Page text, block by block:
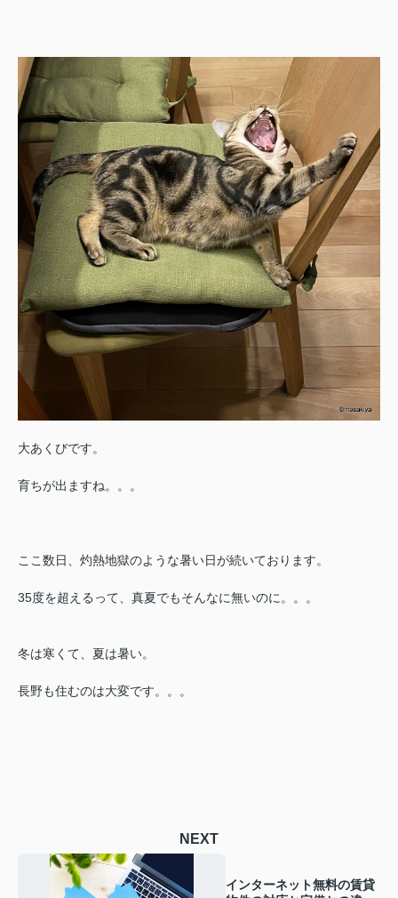
大あくびです。
育ちが出ますね。。。
ここ数日、灼熱地獄のような暑い日が続いております。
35度を超えるって、真夏でもそんなに無いのに。。。
冬は寒くて、夏は暑い。
長野も住むのは大変です。。。
NEXT
インターネット無料の賃貸